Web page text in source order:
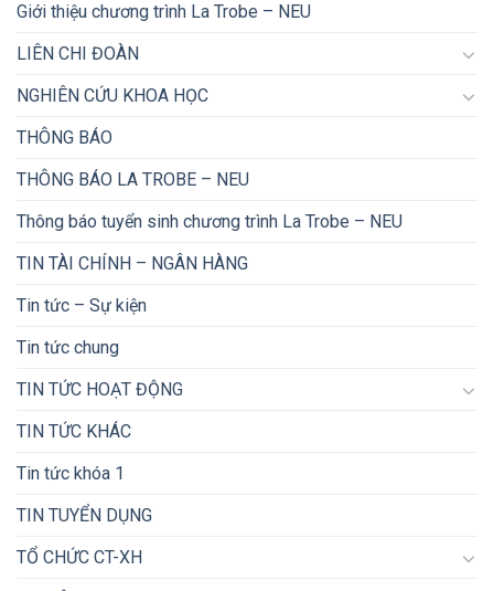
Giới thiệu chương trình La Trobe – NEU
LIÊN CHI ĐOÀN
NGHIÊN CỨU KHOA HỌC
THÔNG BÁO
THÔNG BÁO LA TROBE – NEU
Thông báo tuyển sinh chương trình La Trobe – NEU
TIN TÀI CHÍNH – NGÂN HÀNG
Tin tức – Sự kiện
Tin tức chung
TIN TỨC HOẠT ĐỘNG
TIN TỨC KHÁC
Tin tức khóa 1
TIN TUYỂN DỤNG
TỔ CHỨC CT-XH